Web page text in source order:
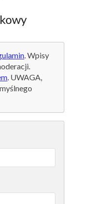
. Wpisy
. UWAGA,